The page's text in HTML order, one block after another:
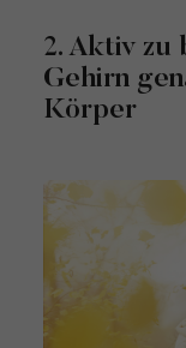
2. Aktiv zu
Gehirn
Körper